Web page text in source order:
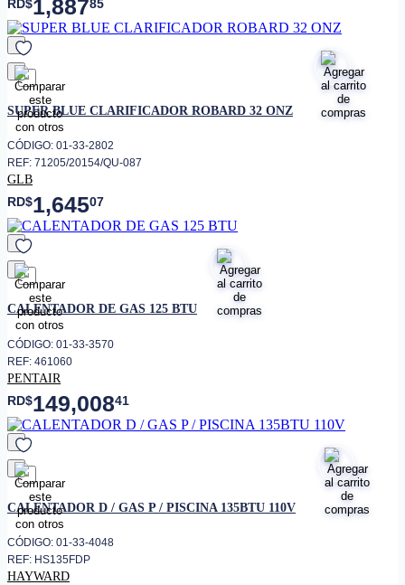
RD$1,88785
favorito
SUPER BLUE CLARIFICADOR ROBARD 32 ONZ
CÓDIGO: 01-33-2802
REF: 71205/20154/QU-087
GLB
RD$1,64507
favorito
CALENTADOR DE GAS 125 BTU
CÓDIGO: 01-33-3570
REF: 461060
PENTAIR
RD$149,00841
favorito
CALENTADOR D / GAS P / PISCINA 135BTU 110V
CÓDIGO: 01-33-4048
REF: HS135FDP
HAYWARD